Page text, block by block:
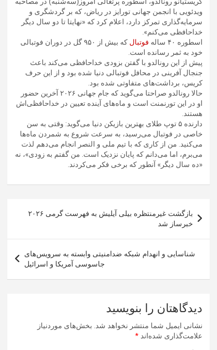
ویدئویی با انجمن جهانی تورایز در ریاض، که بر گردشگری و
سرمایه‌گذاری تمرکز دارد، اعلام کرد که «نهایتا تا دو سال دیگر
خداحافظی می‌کنم».
اسطوره ۴۰ ساله
فوتبال
که بیش از ۹۵۰ گل در دوران فوتبالی
خود به ثمر رسانده است.
پیش از این رونالدو با گفتن بزودی خداحافظی می‌کند باعث
جنجال آفرینی در محافل فوتبالی دنیا شده بود و از این حرف
کریس، برداشت‌های متفاوتی شده بود.
حالا رونالدو صراحتا می‌گوید که جام جهانی ۲۰۲۶ آخرین حضور
او در این تورنمنت است و ماه‌های آینده تعیین در خداحافظی‌اش
هستند.
دارنده ۵ توپ طلای بهترین بازیکن دنیا می‌گوید: وقتی به سن
خاصی در فوتبال می‌رسید، به سرعت شروع به شمردن ماه‌ها
می‌کنید. من از کاری که با تیم ملی و النصر انجام می‌دهم لذت
می‌برم، اما می‌دانم که پایان نزدیک است. من گفتم به زودی»، نه
«ده سال دیگر» آنطور که برخی فکر می‌کردند.
راهبری
نوشته
بازگشت غیرمنتظره بیلی آیلیش به فهرست گرمی ۲۰۲۶
خبرساز شد
شناسایی و انهدام شبکه ضدامنیتی وابسته به سرویس‌های
جاسوسی آمریکا و اسرائیل
دیدگاهتان را بنویسید
نشانی ایمیل شما منتشر نخواهد شد. بخش‌های موردنیاز
علامت‌گذاری شده‌اند *